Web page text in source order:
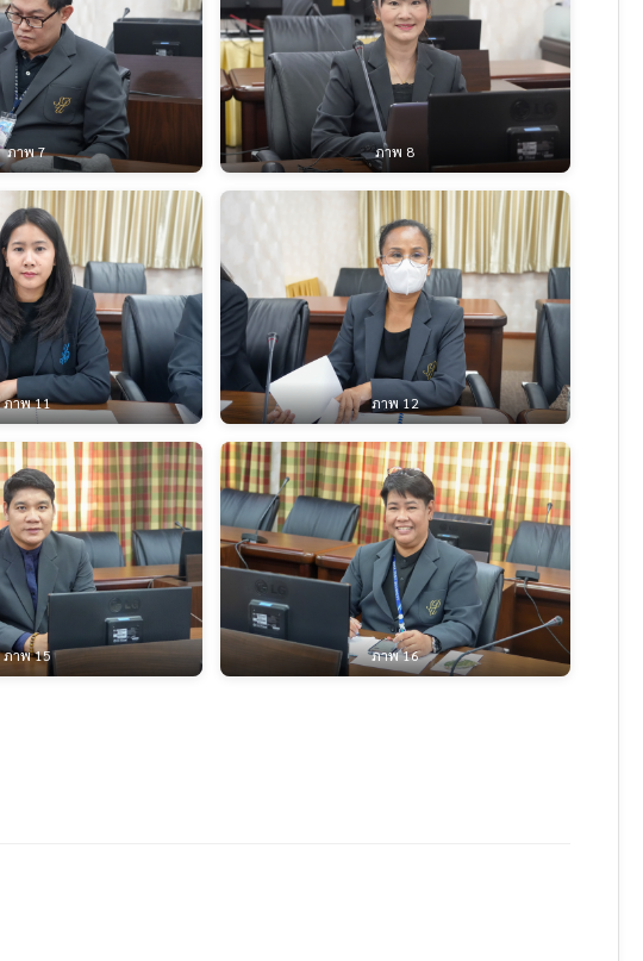
ภาพ 7 ภาพ 8
ภาพ 11 ภาพ 12
ภาพ 15 ภาพ 16